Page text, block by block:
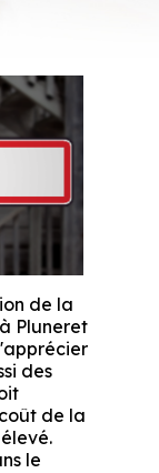
de la
Pluneret
des
de la
le